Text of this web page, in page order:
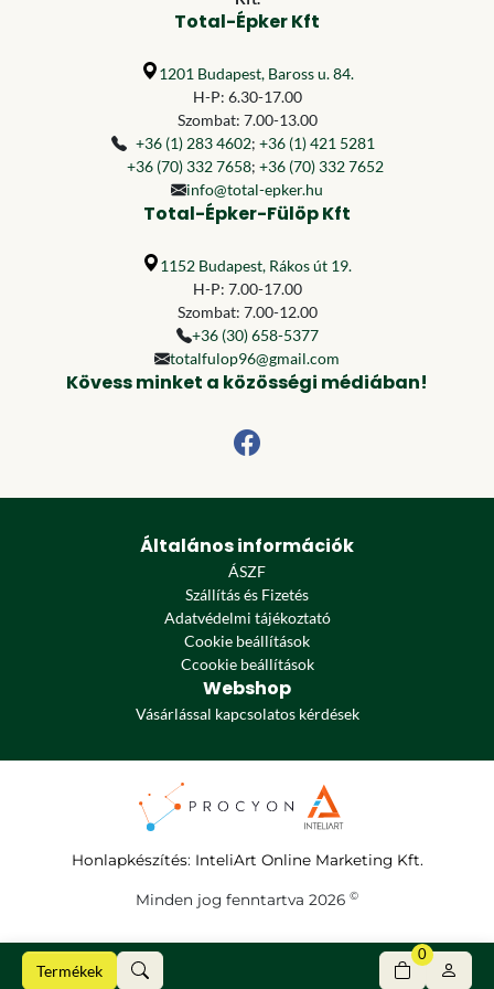
Termékek
0
Total-Épker Kft
1201 Budapest, Baross u. 84.
H-P: 6.30-17.00
Szombat: 7.00-13.00
+36 (1) 283 4602; +36 (1) 421 5281
+36 (70) 332 7658; +36 (70) 332 7652
info@total-epker.hu
Total-Épker-Fülöp Kft
1152 Budapest, Rákos út 19.
H-P: 7.00-17.00
Szombat: 7.00-12.00
+36 (30) 658-5377
totalfulop96@gmail.com
Kövess minket a közösségi médiában!
Általános információk
ÁSZF
Szállítás és Fizetés
Adatvédelmi tájékoztató
Cookie beállítások
Ccookie beállítások
Webshop
Vásárlással kapcsolatos kérdések
Honlapkészítés: InteliArt Online Marketing Kft.
Minden jog fenntartva 2026 ©